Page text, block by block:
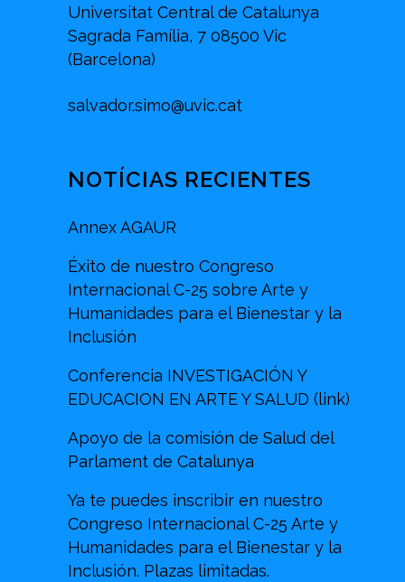
Universitat Central de Catalunya
Sagrada Família, 7 08500 Vic
(Barcelona)
salvador.simo@uvic.cat
NOTÍCIAS RECIENTES
Annex AGAUR
Éxito de nuestro Congreso
Internacional C-25 sobre Arte y
Humanidades para el Bienestar y la
Inclusión
Conferencia INVESTIGACIÓN Y
EDUCACION EN ARTE Y SALUD (link)
Apoyo de la comisión de Salud del
Parlament de Catalunya
Ya te puedes inscribir en nuestro
Congreso Internacional C-25 Arte y
Humanidades para el Bienestar y la
Inclusión. Plazas limitadas.